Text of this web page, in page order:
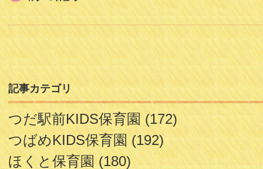
記事カテゴリ
つだ駅前KIDS保育園(172)
つばめKIDS保育園(192)
ほくと保育園(180)